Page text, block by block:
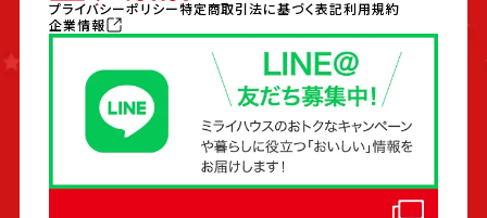
プライバシーポリシー特定商取引法に基づく表記利用規約
企業情報